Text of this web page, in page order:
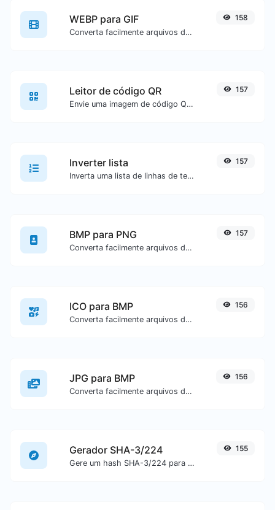
WEBP para GIF
Converta facilmente arquivos de imagem WEBP para GIF.
158
Leitor de código QR
Envie uma imagem de código QR e extraia os dados contidos nela.
157
Inverter lista
Inverta uma lista de linhas de texto fornecidas.
157
BMP para PNG
Converta facilmente arquivos de imagem BMP para PNG.
157
ICO para BMP
Converta facilmente arquivos de imagem ICO para BMP.
156
JPG para BMP
Converta facilmente arquivos de imagem JPG para BMP.
156
Gerador SHA-3/224
Gere um hash SHA-3/224 para qualquer entrada de texto.
155